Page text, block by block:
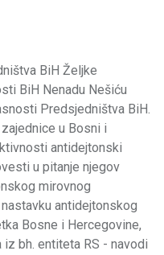
BiH Željke
BiH Nenadu Nešiću
Predsjedništva BiH.
u Bosni i
antidejtonski
u pitanje njegov
mirovnog
antidejtonskog
Bosne i Hercegovine,
bh. entiteta RS - navodi